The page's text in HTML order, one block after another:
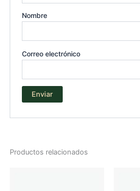
Nombre
Correo electrónico
Productos relacionados